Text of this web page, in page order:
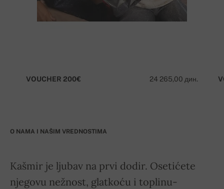
24 265,00 дин.
VOUCHER 200€
O NAMA I NAŠIM VREDNOSTIMA
Kašmir je ljubav na prvi dodir. Osetićete
njegovu nežnost, glatkoću i toplinu-